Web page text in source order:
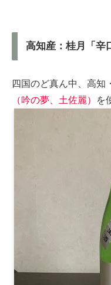
高知産：桂月「辛
四国のど真ん中、高知・
（吟の夢、土佐麗）
を